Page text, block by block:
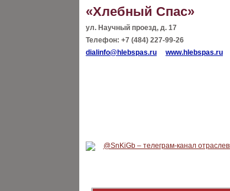
«Хлебный Спас»
ул. Научный проезд, д. 17
Телефон: +7 (484) 227-99-26
dialinfo@hlebspas.ru
www.hlebspas.ru